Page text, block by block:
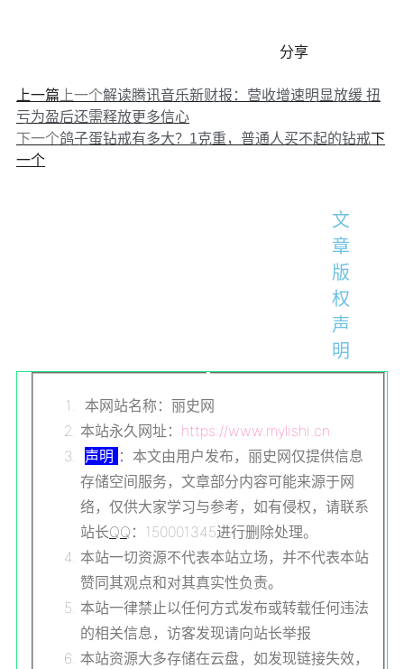
分享
上一篇上一个解读腾讯音乐新财报：营收增速明显放缓 扭
亏为盈后还需释放更多信心
下一个鸽子蛋钻戒有多大？1克重，普通人买不起的钻戒下
一个
文
章
版
权
声
明
本网站名称：丽史网
本站永久网址： https://www.mylishi.cn
声明 ：本文由用户发布，丽史网仅提供信息
存储空间服务，文章部分内容可能来源于网
络，仅供大家学习与参考，如有侵权，请联系
站长QQ ：150001345进行删除处理。
本站一切资源不代表本站立场，并不代表本站
赞同其观点和对其真实性负责。
本站一律禁止以任何方式发布或转载任何违法
的相关信息，访客发现请向站长举报
本站资源大多存储在云盘，如发现链接失效，